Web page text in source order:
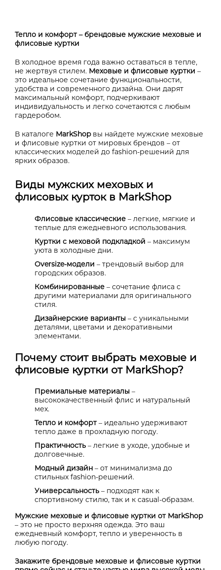
Тепло и комфорт – брендовые мужские меховые и
флисовые куртки
В холодное время года важно оставаться в тепле,
не жертвуя стилем. Меховые и флисовые куртки –
это идеальное сочетание функциональности,
удобства и современного дизайна. Они дарят
максимальный комфорт, подчеркивают
индивидуальность и легко сочетаются с любым
гардеробом.
В каталоге MarkShopвы найдете мужские меховые
и флисовые куртки от мировых брендов – от
классических моделей до fashion-решений для
ярких образов.
Виды мужских меховых и
флисовых курток в MarkShop
Флисовые классические – легкие, мягкие и
теплые для ежедневного использования.
Куртки с меховой подкладкой – максимум
уюта в холодные дни.
Oversize-модели – трендовый выбор для
городских образов.
Комбинированные – сочетание флиса с
другими материалами для оригинального
стиля.
Дизайнерские варианты – с уникальными
деталями, цветами и декоративными
элементами.
Почему стоит выбрать меховые и
флисовые куртки от MarkShop?
Премиальные материалы –
высококачественный флис и натуральный
мех.
Тепло и комфорт– идеально удерживают
тепло даже в прохладную погоду.
Практичность – легкие в уходе, удобные и
долговечные.
Модный дизайн – от минимализма до
стильных fashion-решений.
Универсальность – подходят как к
спортивному стилю, так и к casual-образам.
Мужские меховые и флисовые куртки от MarkShop
– это не просто верхняя одежда. Это ваш
ежедневный комфорт, тепло и уверенность в
любую погоду.
Закажите брендовые меховые и флисовые куртки